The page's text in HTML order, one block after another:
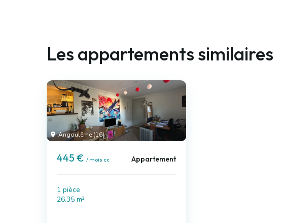
Les appartements similaires
Angoulême (16)
445 € / mois cc Appartement
1 pièce
26.35 m²